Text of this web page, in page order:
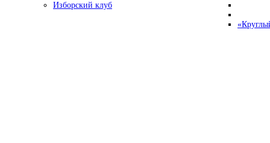
Изборский клуб